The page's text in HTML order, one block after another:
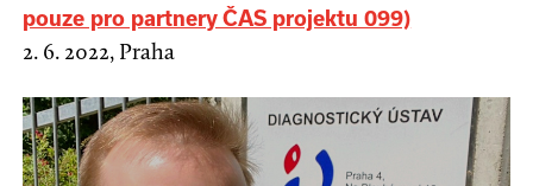
pouze pro partnery ČAS projektu 099)
2. 6. 2022, Praha